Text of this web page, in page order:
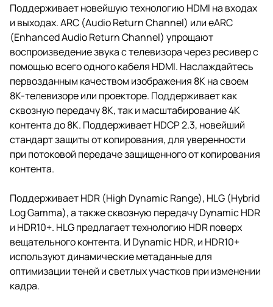
Поддерживает новейшую технологию HDMI на входах
и выходах. ARC (Audio Return Channel) или eARC
(Enhanced Audio Return Channel) упрощают
воспроизведение звука с телевизора через ресивер с
помощью всего одного кабеля HDMI. Наслаждайтесь
первозданным качеством изображения 8K на своем
8K-телевизоре или проекторе. Поддерживает как
сквозную передачу 8K, так и масштабирование 4K
контента до 8K. Поддерживает HDCP 2.3, новейший
стандарт защиты от копирования, для уверенности
при потоковой передаче защищенного от копирования
контента.
Поддерживает HDR (High Dynamic Range), HLG (Hybrid
Log Gamma), а также сквозную передачу Dynamic HDR
и HDR10+. HLG предлагает технологию HDR поверх
вещательного контента. И Dynamic HDR, и HDR10+
используют динамические метаданные для
оптимизации теней и светлых участков при изменении
кадра.